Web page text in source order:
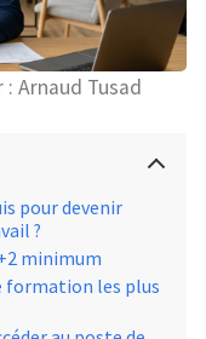
: Arnaud Tusad
pour devenir
?
minimum
formation les plus